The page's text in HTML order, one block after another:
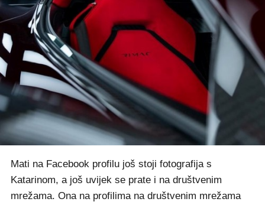
Mati na Facebook profilu još stoji fotografija s
Katarinom, a još uvijek se prate i na društvenim
mrežama. Ona na profilima na društvenim mrežama